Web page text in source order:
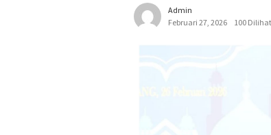
Admin
Februari 27, 2026
100 Dilihat